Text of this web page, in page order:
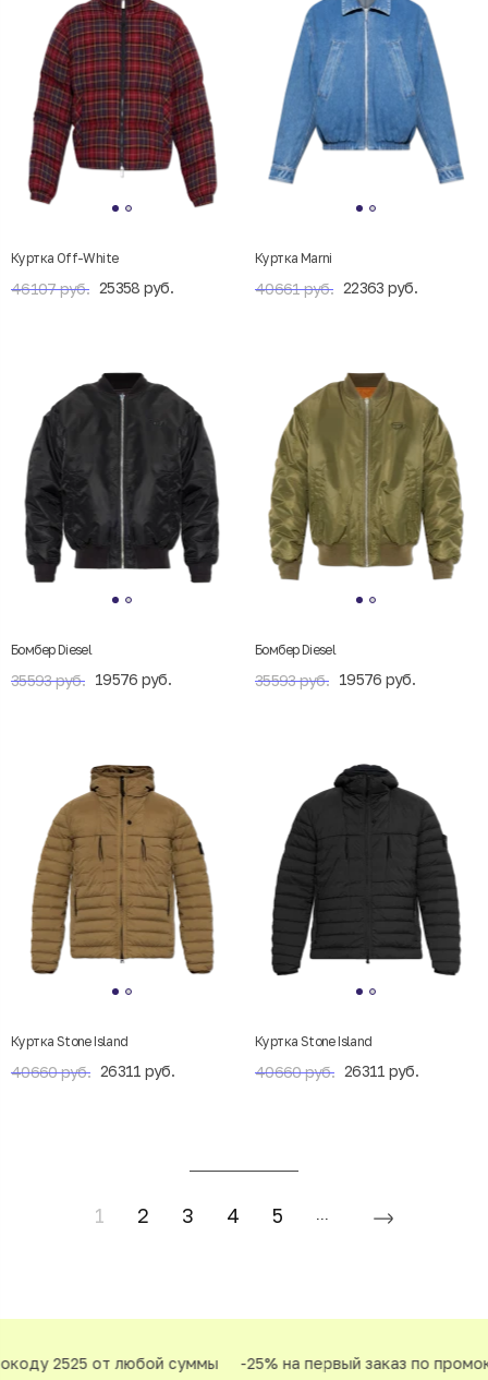
Куртка Off-White
46107 руб. 25358 руб.
Куртка Marni
40661 руб. 22363 руб.
Бомбер Diesel
35593 руб. 19576 руб.
Бомбер Diesel
35593 руб. 19576 руб.
Куртка Stone Island
40660 руб. 26311 руб.
Куртка Stone Island
40660 руб. 26311 руб.
1 2 3 4 5 ...
2525 от любой суммы -25% на первый заказ по